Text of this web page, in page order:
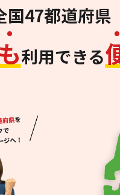
国47都道府県
も利用できる